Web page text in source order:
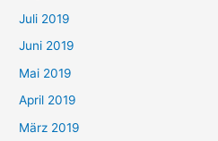
Juli 2019
Juni 2019
Mai 2019
April 2019
März 2019